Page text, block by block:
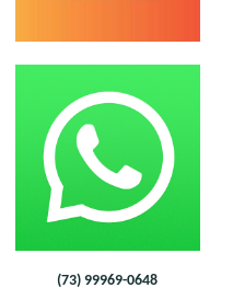
(73) 99969-0648